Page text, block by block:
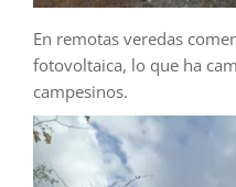
En remotas veredas
fotovoltaica, lo que ha
campesinos.